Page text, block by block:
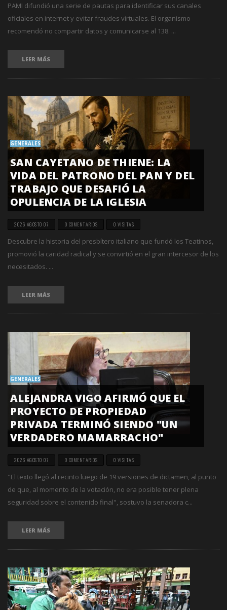
PAMI difundió una serie de pautas para identificar sus canales
oficiales en internet y evitar fraudes virtuales. El organismo
recomendó no compartir datos y comunicarse al 138. ...
LEER MÁS
GENERALES
SAN CAYETANO DE THIENE: LA
VIDA DEL PATRONO DEL PAN Y DEL
TRABAJO QUE DESAFIÓ LA
OPULENCIA DE LA IGLESIA
2026 AGOSTO 07 0 COMENTARIOS 0 VISITAS
Descubre la historia del presbítero italiano que fundó los Teatinos,
promovió la caridad radical y se convirtió en el gran intercesor de los
necesitados. ...
LEER MÁS
GENERALES
ALEJANDRA VIGO AFIRMÓ QUE EL
PROYECTO DE PROPIEDAD
PRIVADA TERMINÓ SIENDO "UN
VERDADERO MAMARRACHO"
2026 AGOSTO 07 0 COMENTARIOS 0 VISITAS
"El texto llegó al recinto luego de 19 versiones de dictamen, al punto
de que, al momento de la votación, no era posible tener plena
seguridad sobre el contenido final", sostuvo la senadora c...
LEER MÁS